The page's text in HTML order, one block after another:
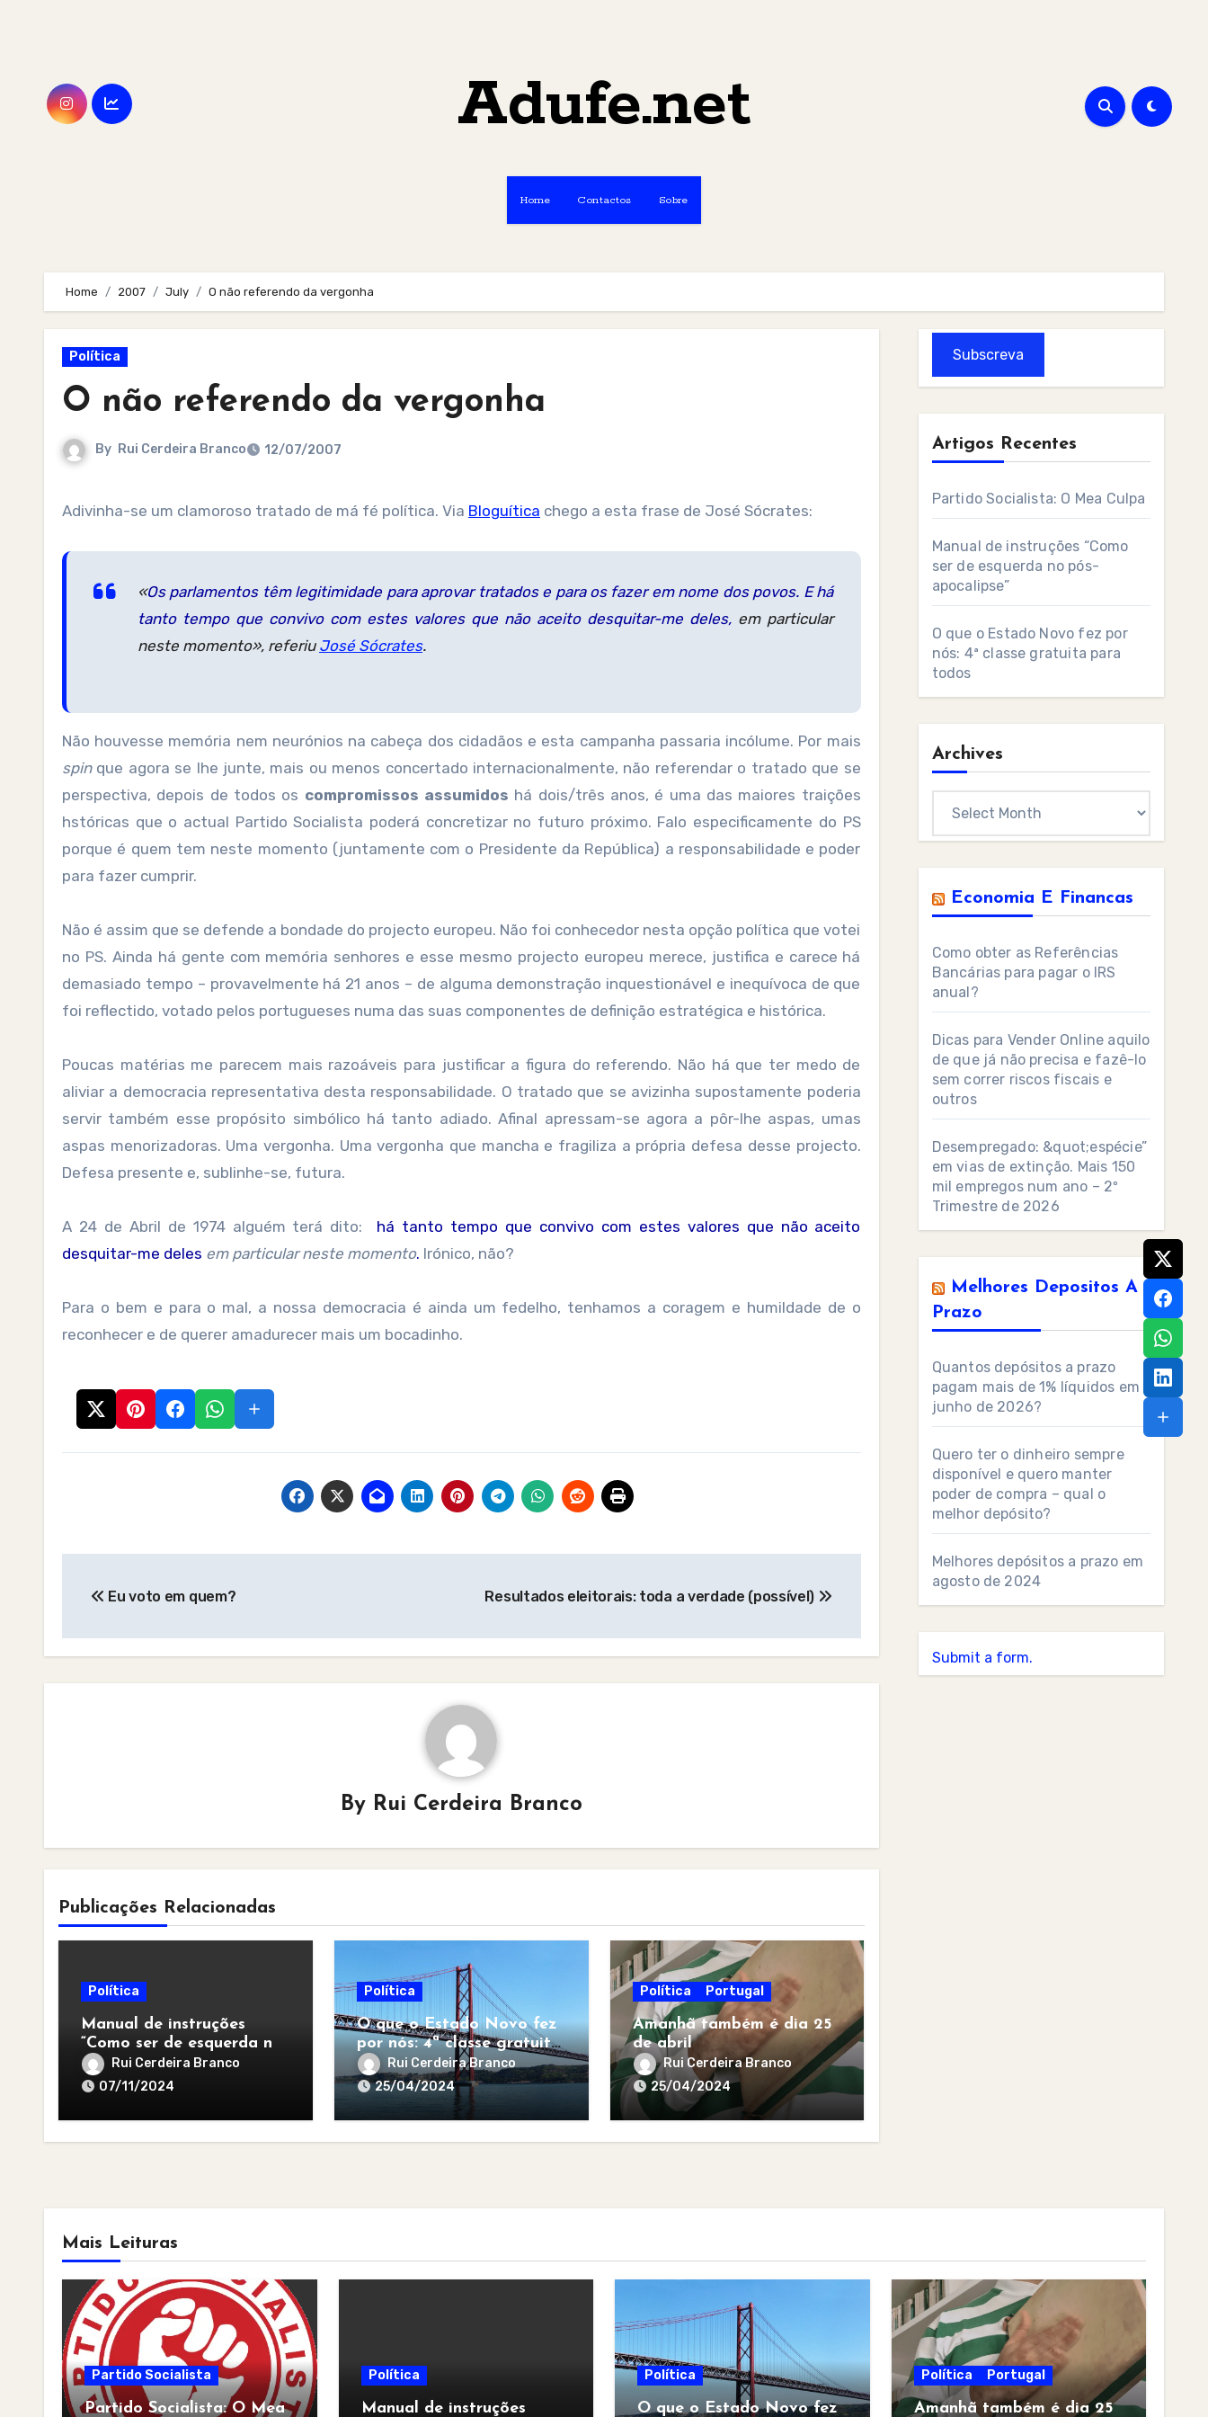
Adufe.net
Home Contactos Sobre
Home 2007 July O não referendo da vergonha
Política
O não referendo da vergonha
By Rui Cerdeira Branco 12/07/2007
Adivinha-se um clamoroso tratado de má fé política. Via Bloguítica chego a esta frase de José Sócrates:
«Os parlamentos têm legitimidade para aprovar tratadose para os fazer em nome dos povos. E há
tanto tempo que convivo com estes valores que não aceito desquitar-me deles, em particular
neste momento», referiu José Sócrates.
Não houvesse memória nem neurónios na cabeça dos cidadãos e esta campanha passaria incólume. Por mais
spinque agora se lhe junte, mais ou menos concertado internacionalmente, não referendar o tratado que se
perspectiva, depois de todos os compromissos assumidos há dois/três anos, é uma das maiores traições
hstóricas que o actual Partido Socialista poderá concretizar no futuro próximo. Falo especificamente do PS
porque é quem tem neste momento (juntamente com o Presidente da República) a responsabilidade e poder
para fazer cumprir.
Não é assim que se defende a bondade do projecto europeu. Não foi conhecedor nesta opção política que votei
no PS. Ainda há gente com memória senhores e esse mesmo projecto europeu merece, justifica e carece há
demasiado tempo – provavelmente há 21 anos – de alguma demonstração inquestionável e inequívoca de que
foi reflectido, votado pelos portugueses numa das suas componentes de definição estratégica e histórica.
Poucas matérias me parecem mais razoáveis para justificar a figura do referendo. Não há que ter medo de
aliviar a democracia representativa desta responsabilidade. O tratado que se avizinha supostamente poderia
servir também esse propósito simbólico há tanto adiado. Afinal apressam-se agora a pôr-lhe aspas, umas
aspas menorizadoras. Uma vergonha. Uma vergonha que mancha e fragiliza a própria defesa desse projecto.
Defesa presente e, sublinhe-se, futura.
A 24 de Abril de 1974 alguém terá dito: há tanto tempo que convivo com estes valores que não aceito
desquitar-me deles em particular neste momento. Irónico, não?
Para o bem e para o mal, a nossa democracia é ainda um fedelho, tenhamos a coragem e humildade de o
reconhecer e de querer amadurecer mais um bocadinho.
navigation
Eu voto em quem? Resultados eleitorais: toda a verdade (possível)
By Rui Cerdeira Branco
Publicações Relacionadas
Política
Manual de instruções
“Como ser de esquerda no
pós-apocalipse”
Rui Cerdeira Branco
07/11/2024
Política
O que o Estado Novo fez
por nós: 4ª classe gratuita
para todos
Rui Cerdeira Branco
25/04/2024
Política Portugal
Amanhã também é dia 25
de abril
Rui Cerdeira Branco
25/04/2024
Subscreva
Artigos Recentes
Partido Socialista: O Mea Culpa
Manual de instruções “Como
ser de esquerda no pós-
apocalipse”
O que o Estado Novo fez por
nós: 4ª classe gratuita para
todos
Archives
Economia E Financas
Como obter as Referências
Bancárias para pagar o IRS
anual?
Dicas para Vender Online aquilo
de que já não precisa e fazê-lo
sem correr riscos fiscais e
outros
Desempregado: &quot;espécie”
em vias de extinção. Mais 150
mil empregos num ano – 2º
Trimestre de 2026
Melhores Depositos A
Prazo
Quantos depósitos a prazo
pagam mais de 1% líquidos em
junho de 2026?
Quero ter o dinheiro sempre
disponível e quero manter
poder de compra – qual o
melhor depósito?
Melhores depósitos a prazo em
agosto de 2024
Submit a form.
Mais Leituras
Partido Socialista
Partido Socialista: O Mea
Política
Manual de instruções
Política
O que o Estado Novo fez
Política Portugal
Amanhã também é dia 25